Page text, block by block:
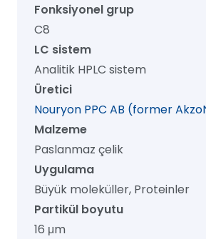
mm
mm,
1/pk
adet
Fonksiyonel grup
C8
LC sistem
Analitik HPLC sistem
Üretici
Nouryon PPC AB (former
Malzeme
Paslanmaz çelik
Uygulama
Büyük moleküller, Proteinler
Partikül boyutu
16 μm